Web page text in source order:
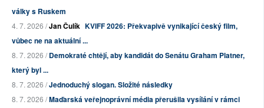
války s Ruskem
4. 7. 2026 /Jan Čulík KVIFF 2026: Překvapivě vynikající český film,
vůbec ne na aktuální ...
8. 7. 2026 /Demokraté chtějí, aby kandidát do Senátu Graham Platner,
který byl ...
8. 7. 2026 /Jednoduchý slogan. Složité následky
8. 7. 2026 /Maďarská veřejnoprávní média přerušila vysílání v rámci